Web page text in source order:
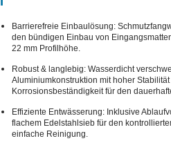
Barrierefreie Einbaulösung:
den bündigen Einbau von
22 mm Profilhöhe.
Robust & langlebig: Wasserdicht
Aluminiumkonstruktion mit hoher Stabilität
Korrosionsbeständigkeit für den
Effiziente Entwässerung: Inklusive
flachem Edelstahlsieb für den
einfache Reinigung.